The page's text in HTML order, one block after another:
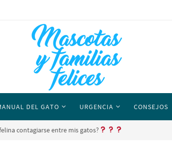
DEL GATO URGENCIA CONSEJOS
contagiarse entre mis gatos?